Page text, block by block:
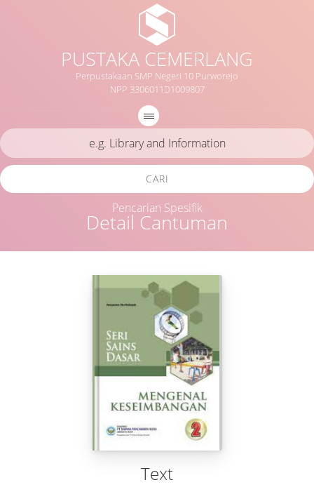
PUSTAKA CEMERLANG
Perpustakaan SMP Negeri 10 Purworejo
NPP 3306011D1009807
Detail Cantuman
CARI
Pencarian Spesifik
Text